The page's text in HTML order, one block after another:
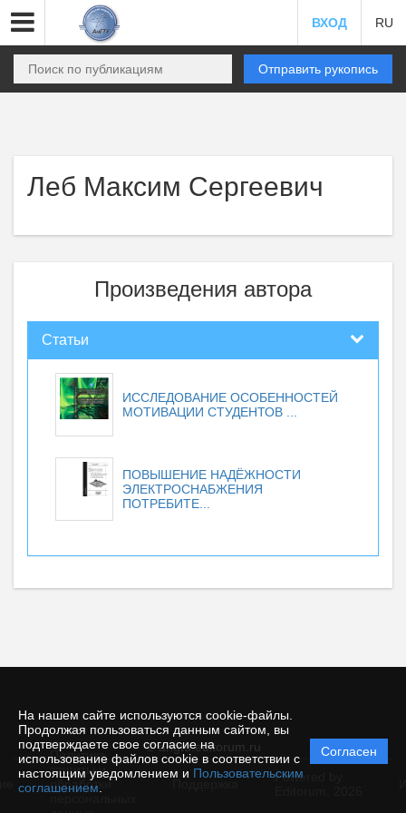
На нашем сайте используются cookie-файлы.
Продолжая пользоваться данным сайтом, вы
подтверждаете свое согласие на
использование файлов cookie в соответствии с
настоящим уведомлением и Пользовательским
соглашением
Согласен
ВХОД RU
Отправить рукопись
Леб Максим Сергеевич
Произведения автора
Статьи
ИССЛЕДОВАНИЕ ОСОБЕННОСТЕЙ
МОТИВАЦИИ СТУДЕНТОВ ...
ПОВЫШЕНИЕ НАДЁЖНОСТИ
ЭЛЕКТРОСНАБЖЕНИЯ
ПОТРЕБИТЕ...
© angtu.editorum.ru
Политика
защиты и
обработки
Powered by